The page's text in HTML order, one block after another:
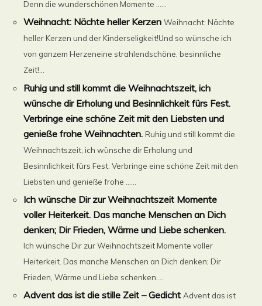
Denn die wunderschönen Momente ......
Weihnacht: Nächte heller Kerzen Weihnacht: Nächte
heller Kerzen und der Kinderseligkeit!Und so wünsche ich
von ganzem Herzeneine strahlendschöne, besinnliche
Zeit!...
Ruhig und still kommt die Weihnachtszeit, ich
wünsche dir Erholung und Besinnlichkeit fürs Fest.
Verbringe eine schöne Zeit mit den Liebsten und
genieße frohe Weihnachten. Ruhig und still kommt die
Weihnachtszeit, ich wünsche dir Erholung und
Besinnlichkeit fürs Fest. Verbringe eine schöne Zeit mit den
Liebsten und genieße frohe ......
Ich wünsche Dir zur Weihnachtszeit Momente
voller Heiterkeit. Das manche Menschen an Dich
denken; Dir Frieden, Wärme und Liebe schenken.
Ich wünsche Dir zur Weihnachtszeit Momente voller
Heiterkeit. Das manche Menschen an Dich denken; Dir
Frieden, Wärme und Liebe schenken....
Advent das ist die stille Zeit – Gedicht Advent das ist